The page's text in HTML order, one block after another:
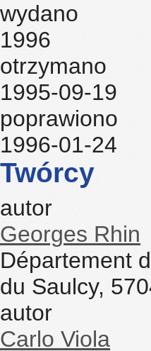
wydano
1996
otrzymano
1995-09-19
poprawiono
1996-01-24
Twórcy
autor
Georges Rhin
Département
du Saulcy,
autor
Carlo Viola